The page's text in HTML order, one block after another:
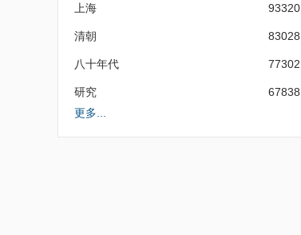
上海 93320
清朝 83028
八十年代 77302
研究
67838
更多...